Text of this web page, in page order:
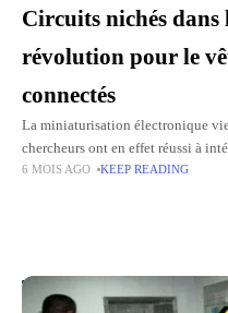
Circuits nichés dans
révolution pour le
connectés
La miniaturisation électronique
chercheurs ont en effet réussi à
des fibres textiles plus fines qu'un
6 MOIS AGO KEEP READING
Top Picks for You